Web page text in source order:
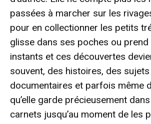
passées à marcher sur les
pour en collectionner les petits
glisse dans ses poches ou prend
instants et ces découvertes
souvent, des histoires, des
documentaires et parfois même
qu’elle garde précieusement
carnets jusqu’au moment de les